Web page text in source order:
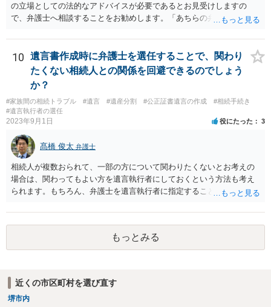
の立場としての法的なアドバイスが必要であるとお見受けしますの
で、弁護士へ相談することをお勧めします。「あちらの弁護士」（元
誘導しかしてこないと思います。
10
遺言書作成時に弁護士を選任することで、関わり
たくない相続人との関係を回避できるのでしょう
か？
#家族間の相続トラブル #遺言 #遺産分割 #公正証書遺言の作成
#相続手続き
#遺言執行者の選任
2023年9月1日 役にたった 3
髙橋 俊太 弁護士
相続人が複数おられて、一部の方について関わりたくないとお考えの
場合は、関わってもよい方を遺言執行者にしておくという方法も考え
られます。もちろん、弁護士を遺言執行者に指定することもできます
方に再委任の権限を付与しておくという方法もあります。 一度、弁護
士に直接ご相談されることをお勧めいたします。
もっとみる
近くの市区町村を選び直す
堺市内